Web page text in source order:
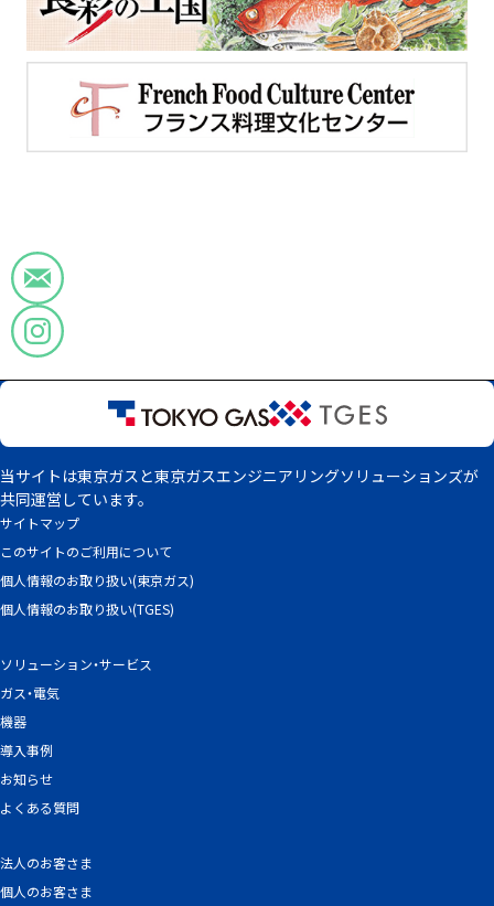
サイトマップ
このサイトのご利用について
個人情報のお取り扱い(東京ガス)
個人情報のお取り扱い(TGES)
ソリューション・サービス
ガス・電気
機器
導入事例
お知らせ
よくある質問
法人のお客さま
個人のお客さま
当サイトは東京ガスと東京ガスエンジニアリングソリューションズが
共同運営しています。